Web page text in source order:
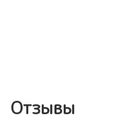
Отзывы